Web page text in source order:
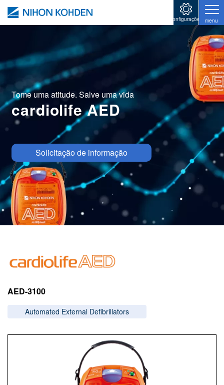
Pular para o conteúdo principal
configurações menu
Tome uma atitude. Salve uma vida
cardiolife AED
Solicitação de informação
AED-3100
Automated External Defibrillators